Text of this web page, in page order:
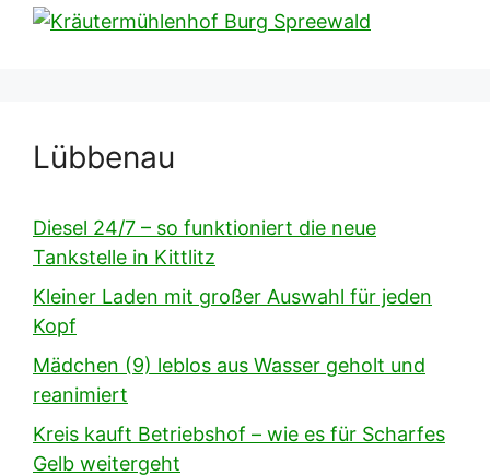
Lübbenau
Diesel 24/7 – so funktioniert die neue
Tankstelle in Kittlitz
Kleiner Laden mit großer Auswahl für jeden
Kopf
Mädchen (9) leblos aus Wasser geholt und
reanimiert
Kreis kauft Betriebshof – wie es für Scharfes
Gelb weitergeht